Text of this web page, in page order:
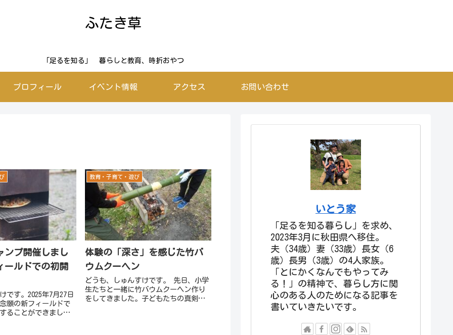
ふたき草
「足るを知る」 暮らしと教育、時折おやつ
プロフィール イベント情報 アクセス お問い合わせ
ンプ開催しまし
ールドでの初開
です。2025年7月27日
願の新フィールドで
ることができまし
教育・子育て・遊び
体験の「深さ」を感じた竹バ
ウムクーヘン
どうも、しゅんすけです。 先日、小学
生たちと一緒に竹バウムクーヘン作り
をしてきました。子どもたちの真剣な
いとう家
「足るを知る暮らし」を求め、
2023年3月に秋田県へ移住。
夫（34歳）妻（33歳）長女（6
歳）長男（3歳）の4人家族。
「とにかくなんでもやってみ
る！」の精神で、暮らし方に関
心のある人のためになる記事を
書いていきたいです。